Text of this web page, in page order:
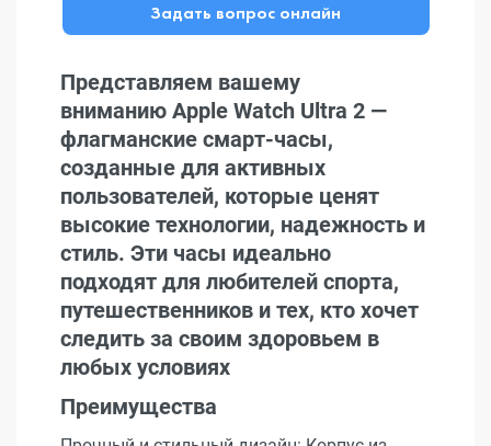
Задать вопрос онлайн
Представляем вашему
вниманию Apple Watch Ultra 2 —
флагманские смарт-часы,
созданные для активных
пользователей, которые ценят
высокие технологии, надежность и
стиль. Эти часы идеально
подходят для любителей спорта,
путешественников и тех, кто хочет
следить за своим здоровьем в
любых условиях
Преимущества